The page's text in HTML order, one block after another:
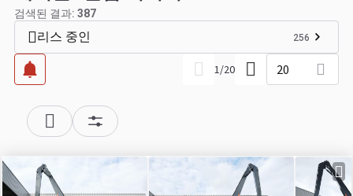
검색된 결과: 387
리스 중인 256
1/20 20